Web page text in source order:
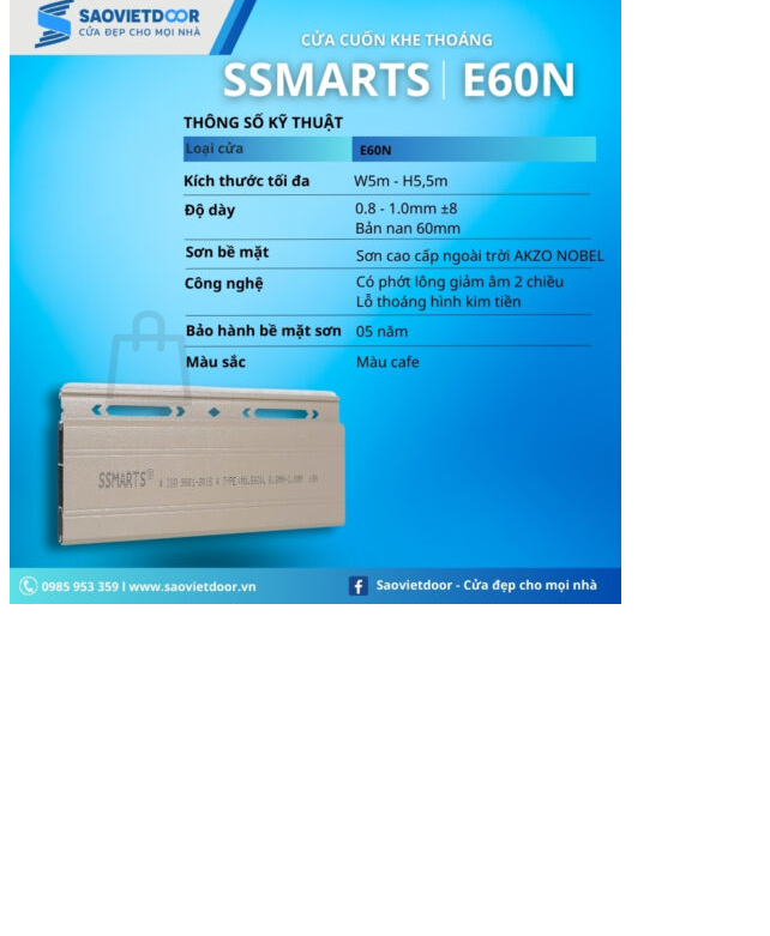
Thước Lỗ Ban
Hướng dẫn kỹ thuật
Tài Liệu Catalogue
Công trình dân dụng
Công trình biệt thự
Nhà máy & Showroom
Tìm kiếm:
Quay trở lại cửa hàng
Tìm kiếm: